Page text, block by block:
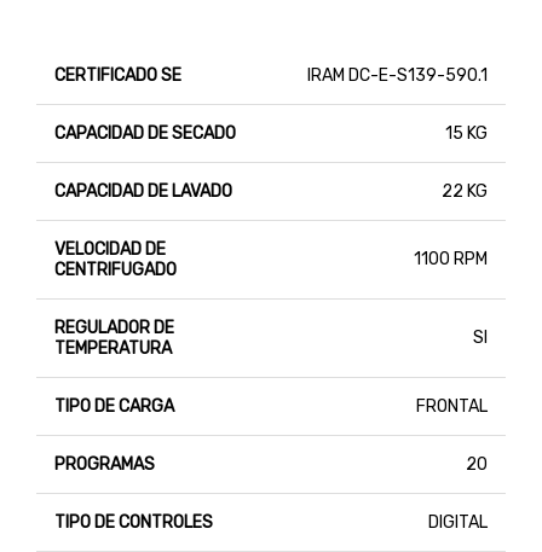
CERTIFICADO SE IRAM DC-E-S139-590.1
CAPACIDAD DE SECADO 15 KG
CAPACIDAD DE LAVADO 22 KG
VELOCIDAD DE
CENTRIFUGADO
1100 RPM
REGULADOR DE
TEMPERATURA
SI
TIPO DE CARGA FRONTAL
PROGRAMAS 20
TIPO DE CONTROLES DIGITAL